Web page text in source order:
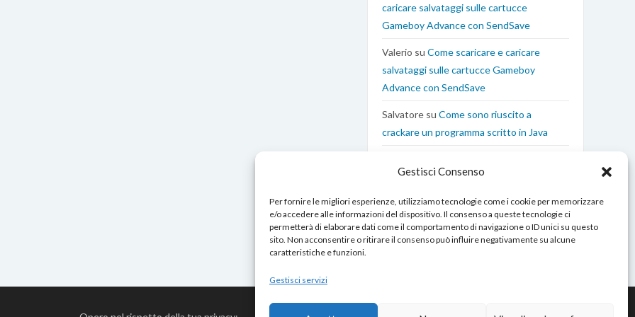
Gestisci Consenso
Per fornire le migliori esperienze, utilizziamo tecnologie come i cookie per memorizzare
e/o accedere alle informazioni del dispositivo. Il consenso a queste tecnologie ci
permetterà di elaborare dati come il comportamento di navigazione o ID unici su questo
sito. Non acconsentire o ritirare il consenso può influire negativamente su alcune
caratteristiche e funzioni.
Gestisci servizi
caricare salvataggi sulle cartucce
Gameboy Advance con SendSave
Valerio su Come scaricare e caricare
salvataggi sulle cartucce Gameboy
Advance con SendSave
Salvatore su Come sono riuscito a
crackare un programma scritto in Java
Gameboy Advance al Computer con